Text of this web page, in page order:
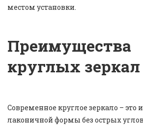
местом установки.
Преимущества
круглых зеркал
Современное круглое зеркало – это
лаконичной формы без острых